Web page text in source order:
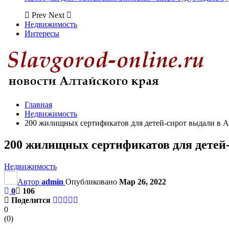
Prev Next
Недвижимость
Интересы
Главная
Недвижимость
200 жилищных сертификатов для детей-сирот выдали в
200 жилищных сертификатов для
Недвижимость
Автор admin Опубликовано Мар 26, 2022
0
106
Поделится
0
(0)